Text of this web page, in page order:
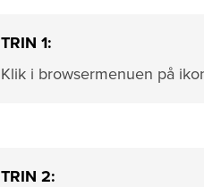
TRIN 1:
Klik i browsermenuen på
TRIN 2: